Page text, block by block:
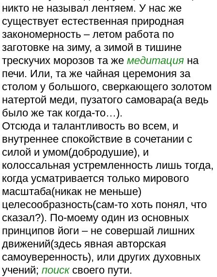
никто не называл лентяем. У нас же
существует естественная природная
закономерность – летом работа по
заготовке на зиму, а зимой в тишине
трескучих морозов та жемедитация на
печи. Или, та же чайная церемония за
столом у большого, сверкающего золотом
натертой меди, пузатого самовара(а ведь
было же так когда-то…).
Отсюда и талантливость во всем, и
внутреннее спокойствие в сочетании с
силой и умом(добродушие), и
колоссальная устремленность лишь тогда,
когда усматривается только мирового
масштаба(никак не меньше)
целесообразность(сам-то хоть понял, что
сказал?). По-моему один из основных
принципов йоги – не совершай лишних
движений(здесь явная авторская
самоуверенность), или других духовных
учений;поисксвоего пути.